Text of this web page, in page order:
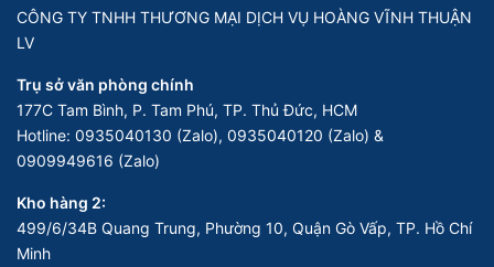
CÔNG TY TNHH THƯƠNG MẠI DỊCH VỤ HOÀNG VĨNH THUẬN
LV
Trụ sở văn phòng chính
177C Tam Bình, P. Tam Phú, TP. Thủ Đức, HCM
Hotline: 0935040130 (Zalo), 0935040120 (Zalo) &
0909949616 (Zalo)
Kho hàng 2:
499/6/34B Quang Trung, Phường 10, Quận Gò Vấp, TP. Hồ Chí
Minh